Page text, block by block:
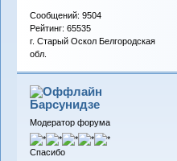
Сообщений: 9504
Рейтинг: 65535
г. Старый Оскол Белгородская
обл.
Барсунидзе
Модератор форума
Спасибо